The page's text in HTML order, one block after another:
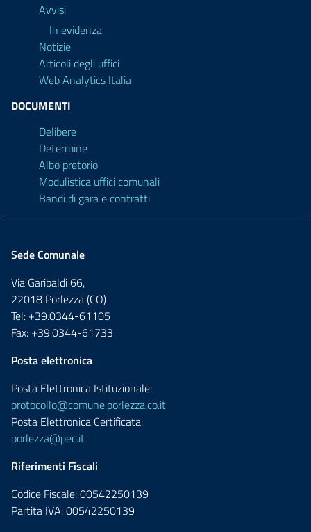
Avvisi
In evidenza
Notizie
Articoli degli uffici
Web Analytics Italia
DOCUMENTI
Delibere
Determine
Albo pretorio
Modulistica uffici comunali
Bandi di gara e contratti
Sede Comunale
Via Garibaldi 66,
22018 Porlezza (CO)
Tel: +39.0344-61105
Fax: +39.0344-61733
Posta elettronica
Posta Elettronica Istituzionale:
protocollo@comune.porlezza.co.it
Posta Elettronica Certificata:
porlezza@pec.it
Riferimenti Fiscali
Codice Fiscale: 00542250139
Partita IVA: 00542250139